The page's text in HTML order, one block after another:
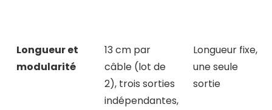
Longueur et
modularité
13 cm par
câble (lot de
2), trois sorties
indépendantes,
Longueur fixe,
une seule
sortie